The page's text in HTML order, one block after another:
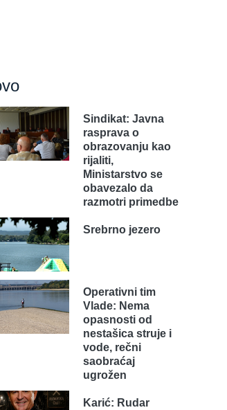
Sindikat: Javna
rasprava o
obrazovanju kao
rijaliti,
Ministarstvo se
obavezalo da
razmotri primedbe
Srebrno jezero
Operativni tim
Vlade: Nema
opasnosti od
nestašica struje i
vode, rečni
saobraćaj
ugrožen
Karić: Rudar